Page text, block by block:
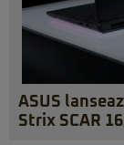
ASUS
Strix SCAR